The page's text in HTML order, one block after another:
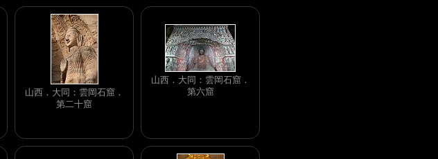
山西．大同：雲岡石窟．
第二十窟
山西．大同：雲岡石窟．
第六窟